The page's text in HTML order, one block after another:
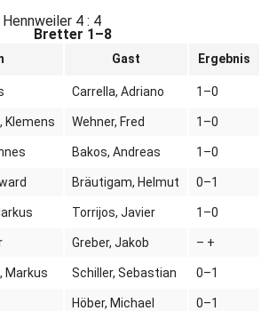
Hennweiler 4 : 4
Bretter 1–8
Gast Ergebnis
Carrella, Adriano 1–0
Klemens Wehner, Fred 1–0
Bakos, Andreas 1–0
Bräutigam, Helmut 0–1
Torrijos, Javier 1–0
Greber, Jakob – +
Markus Schiller, Sebastian 0–1
Höber, Michael 0–1